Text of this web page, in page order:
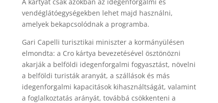
vendéglátóegységekben lehet majd használni,
amelyek bekapcsolódnak a programba.
Gari Capelli turisztikai miniszter a kormányülésen
elmondta: a Cro kártya bevezetésével ösztönözni
akarják a belföldi idegenforgalmi fogyasztást, növelni
a belföldi turisták aranyát, a szállások és más
idegenforgalmi kapacitások kihasználtságát, valamint
a foglalkoztatás arányát, továbbá csökkenteni a